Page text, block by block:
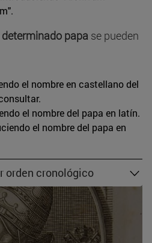
papa se pueden
el nombre en castellano del
el nombre del papa en latín.
el nombre del papa en
orden cronológico